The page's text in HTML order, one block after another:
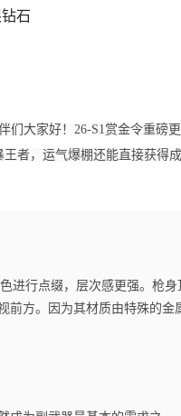
石
们大家好！26-S1赏金令重磅
者，运气爆棚还能直接获得
进行点缀，层次感更强。枪
方。因为其材质由特殊的